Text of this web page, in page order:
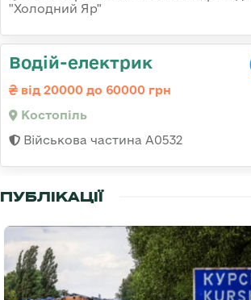
"Холодний Яр"
Водій-електрик
від 20000 до 60000 грн
Костопіль
Військова частина А0532
ПУБЛІКАЦІЇ